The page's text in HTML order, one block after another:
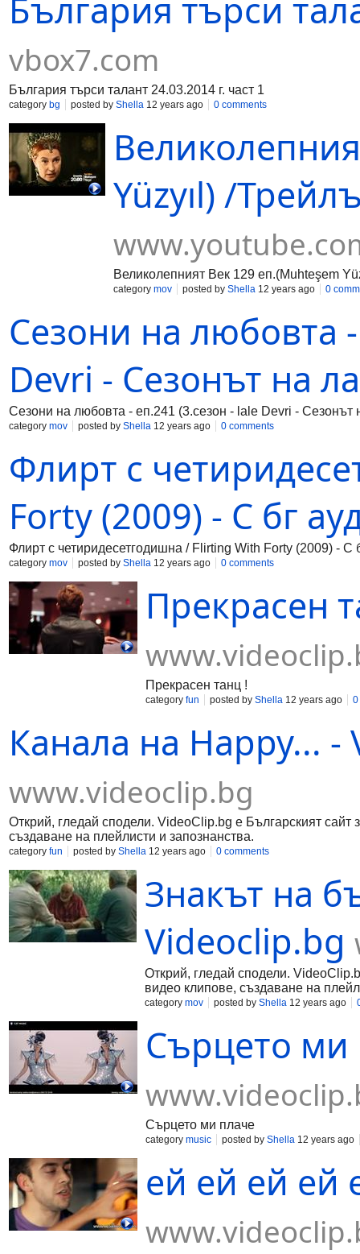
България търси
vbox7.com
България търси талант 24.03.2014 г. част 1
category bg posted by Shella 12 years ago 0 comments
Yüzyıl) /
Великолепният Век 129 еп.(Muhteşem
category mov posted by Shella 12 years ago 0
Сезони на любовта
Devri - Сезонът на
Сезони на любовта - еп.241 (3.сезон - lale Devri - Сезонът
category mov posted by Shella 12 years ago 0 comments
Флирт с
Forty (2009) - С бг
Флирт с четиридесетгодишна / Flirting With Forty (2009) - С
category mov posted by Shella 12 years ago 0 comments
Прекрасен
Прекрасен танц !
category fun posted by Shella 12 years ago 0
Канала на Happy... -
www.videoclip.bg
Открий, гледай сподели. VideoClip.bg е Българският
създаване на плейлисти и запознанства.
category fun posted by Shella 12 years ago 0 comments
Знакът на
Videoclip.bg
Открий, гледай сподели.
видео клипове, създаване на
category mov posted by Shella 12 years ago
Сърцето ми
Сърцето ми плаче
category music posted by Shella 12 years ago
ей ей ей ей